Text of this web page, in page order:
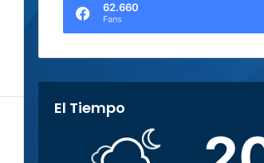
62.660
Fans
El Tiempo